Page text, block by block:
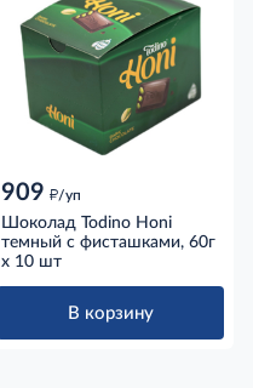
909 д/уп
Шоколад Todino Honi
темный с фисташками, 60г
x 10 шт
В корзину